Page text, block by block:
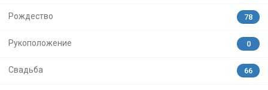
Рождество 78
Рукоположение 0
Свадьба 66